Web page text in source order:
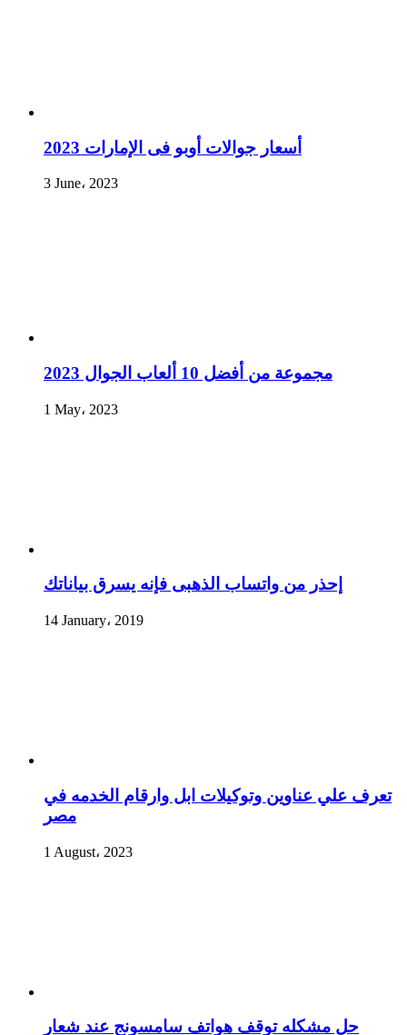
أسعار جوالات أوبو فى الإمارات 2023
3 June، 2023
مجموعة من أفضل 10 ألعاب الجوال 2023
1 May، 2023
إحذر من واتساب الذهبى فإنه يسرق بياناتك
14 January، 2019
تعرف علي عناوين وتوكيلات ابل وارقام الخدمه في
مصر
1 August، 2023
حل مشكله توقف هواتف سامسونج عند شعار